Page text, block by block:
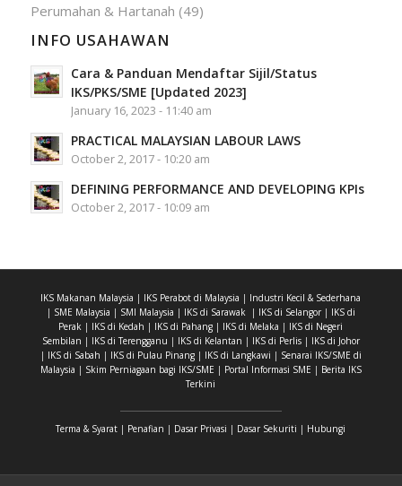
Perumahan & Hartanah (49)
INFO USAHAWAN
Cara & Panduan Mendaftar Sijil/Status
IKS/PKS/SME [Updated 2023]
January 16, 2023 - 11:40 am
PRACTICAL MALAYSIAN LABOUR LAWS
October 2, 2017 - 10:20 am
DEFINING PERFORMANCE AND DEVELOPING KPIs
October 2, 2017 - 10:09 am
IKS Makanan Malaysia | IKS Perabot di Malaysia | Industri Kecil & Sederhana
| SME Malaysia | SMI Malaysia | IKS di Sarawak| IKS di Selangor| IKS di
Perak | IKS di Kedah | IKS di Pahang | IKS di Melaka | IKS di Negeri
Sembilan | IKS di Terengganu | IKS di Kelantan | IKS di Perlis| IKS di Johor
| IKS di Sabah | IKS di Pulau Pinang| IKS di Langkawi | Senarai IKS/SME di
Malaysia | Skim Perniagaan bagi IKS/SME | Portal Informasi SME | Berita IKS
Terkini
Terma & Syarat | Penafian | Dasar Privasi | Dasar Sekuriti | Hubungi